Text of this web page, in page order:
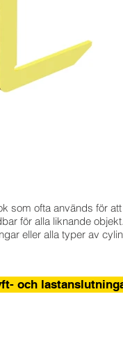
som ofta används för
för alla liknande
eller alla typer av
och